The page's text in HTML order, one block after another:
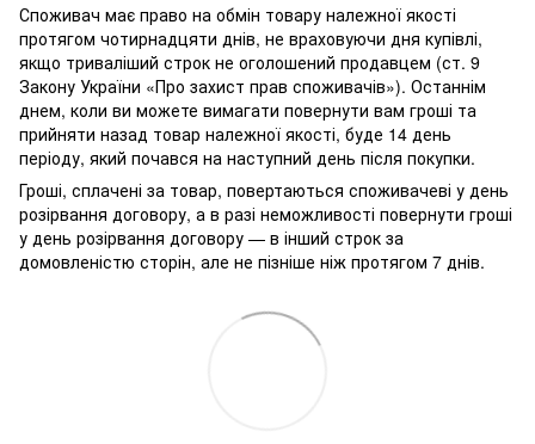
Споживач має право на обмін товару належної якості
протягом чотирнадцяти днів, не враховуючи дня купівлі,
якщо триваліший строк не оголошений продавцем (ст. 9
Закону України «Про захист прав споживачів»). Останнім
днем, коли ви можете вимагати повернути вам гроші та
прийняти назад товар належної якості, буде 14 день
періоду, який почався на наступний день після покупки.
Гроші, сплачені за товар, повертаються споживачеві у день
розірвання договору, а в разі неможливості повернути гроші
у день розірвання договору — в інший строк за
домовленістю сторін, але не пізніше ніж протягом 7 днів.